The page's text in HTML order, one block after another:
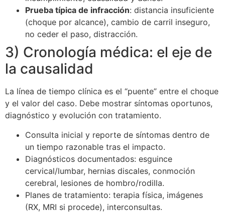
Prueba típica de infracción: distancia insuficiente
(choque por alcance), cambio de carril inseguro,
no ceder el paso, distracción.
3) Cronología médica: el eje de
la causalidad
La línea de tiempo clínica es el “puente” entre el choque
y el valor del caso. Debe mostrar síntomas oportunos,
diagnóstico y evolución con tratamiento.
Consulta inicial y reporte de síntomas dentro de
un tiempo razonable tras el impacto.
Diagnósticos documentados: esguince
cervical/lumbar, hernias discales, conmoción
cerebral, lesiones de hombro/rodilla.
Planes de tratamiento: terapia física, imágenes
(RX, MRI si procede), interconsultas.